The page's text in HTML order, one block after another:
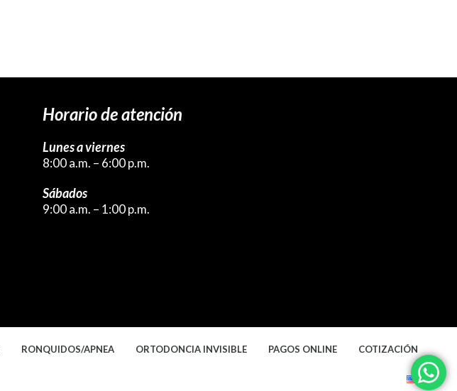
Horario de atención
Lunes a viernes
8:00 a.m. – 6:00 p.m.
Sábados
9:00 a.m. – 1:00 p.m.
RONQUIDOS/APNEA ORTODONCIA INVISIBLE PAGOS ONLINE COTIZACIÓN